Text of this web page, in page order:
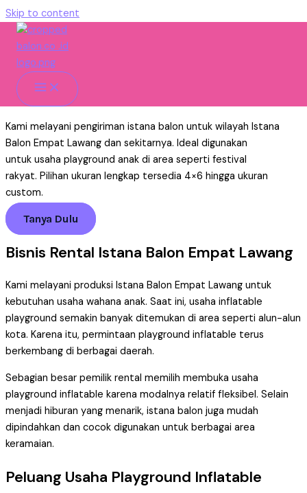
Skip to content
Istana Balon Empat Lawang
Untuk Usaha Rental
Home »Istana Balon
Lawang
Kami melayani pengiriman istana balon untuk wilayah Istana
Balon Empat Lawang dan sekitarnya. Ideal digunakan
untuk usaha playground anak di area seperti festival
rakyat. Pilihan ukuran lengkap tersedia 4×6 hingga ukuran
custom.
Tanya Dulu
Bisnis Rental Istana Balon Empat Lawang
Kami melayani produksi Istana Balon Empat Lawang untuk
kebutuhan usaha wahana anak. Saat ini, usaha inflatable
playground semakin banyak ditemukan di area seperti alun-alun
kota. Karena itu, permintaan playground inflatable terus
berkembang di berbagai daerah.
Sebagian besar pemilik rental memilih membuka usaha
playground inflatable karena modalnya relatif fleksibel. Selain
menjadi hiburan yang menarik, istana balon juga mudah
dipindahkan dan cocok digunakan untuk berbagai area
keramaian.
Peluang Usaha Playground Inflatable